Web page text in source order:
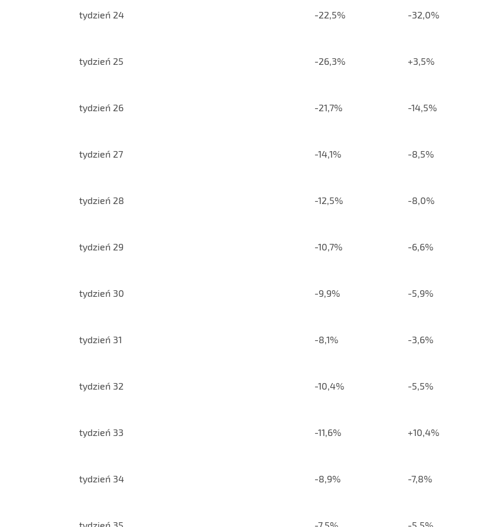
tydzień 24 -22,5% -32,0%
tydzień 25 -26,3% +3,5%
tydzień 26 -21,7% -14,5%
tydzień 27 -14,1% -8,5%
tydzień 28 -12,5% -8,0%
tydzień 29 -10,7% -6,6%
tydzień 30 -9,9% -5,9%
tydzień 31 -8,1% -3,6%
tydzień 32 -10,4% -5,5%
tydzień 33 -11,6% +10,4%
tydzień 34 -8,9% -7,8%
tydzień 35 -7,5% -5,5%